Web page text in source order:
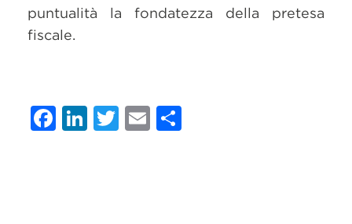
puntualità la fondatezza della pretesa
fiscale.
Facebook
LinkedIn
Twitter
Email